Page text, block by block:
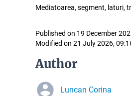
Mediatoarea, segment, laturi,
Published on 19 December
Modified on 21 July 2026,
Author
Luncan Corina